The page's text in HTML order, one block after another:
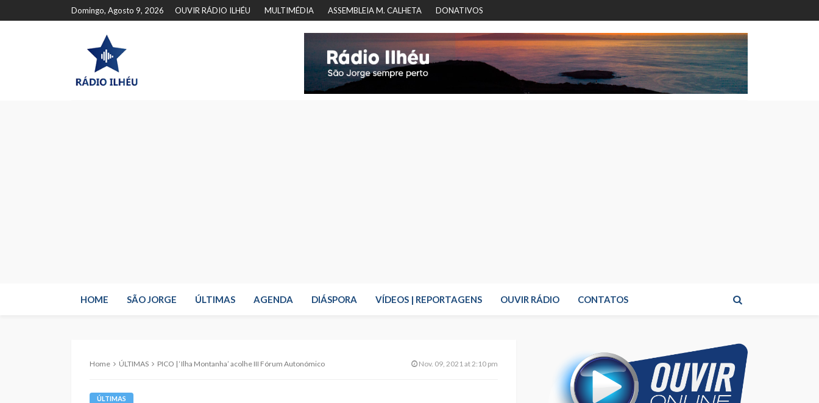
Domingo, Agosto 9, 2026 OUVIR RÁDIO ILHÉU MULTIMÉDIA ASSEMBLEIA M. CALHETA DONATIVOS
HOME SÃO JORGE ÚLTIMAS AGENDA DIÁSPORA VÍDEOS | REPORTAGENS OUVIR RÁDIO CONTATOS
Home ÚLTIMAS PICO | ‘Ilha Montanha’ acolhe III Fórum Autonómico Nov. 09, 2021 at 2:10 pm
ÚLTIMAS